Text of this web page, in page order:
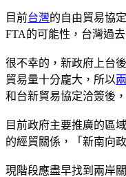
目前台灣的自由貿易協
FTA的可能性，台灣過
很不幸的，新政府上台
貿易量十分龐大，所以
和台新貿易協定洽簽後
目前政府主要推廣的區
的經貿關係，「新南向
現階段應盡早找到兩岸